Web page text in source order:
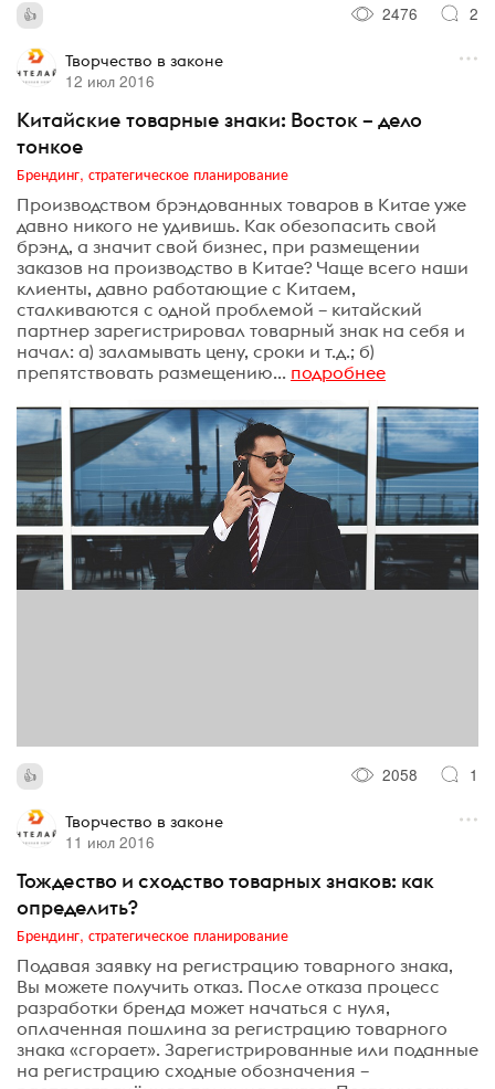
2476 2
Творчество в законе
12 июл 2016
Китайские товарные знаки: Восток – дело
тонкое
Брендинг, стратегическое планирование
Производством брэндованных товаров в Китае уже
давно никого не удивишь. Как обезопасить свой
брэнд, а значит свой бизнес, при размещении
заказов на производство в Китае? Чаще всего наши
клиенты, давно работающие с Китаем,
сталкиваются с одной проблемой – китайский
партнер зарегистрировал товарный знак на себя и
начал: а) заламывать цену, сроки и т.д.; б)
препятствовать размещению... подробнее
2058 1
Творчество в законе
11 июл 2016
Тождество и сходство товарных знаков: как
определить?
Брендинг, стратегическое планирование
Подавая заявку на регистрацию товарного знака,
Вы можете получить отказ. После отказа процесс
разработки бренда может начаться с нуля,
оплаченная пошлина за регистрацию товарного
знака «сгорает». Зарегистрированные или поданные
на регистрацию сходные обозначения –